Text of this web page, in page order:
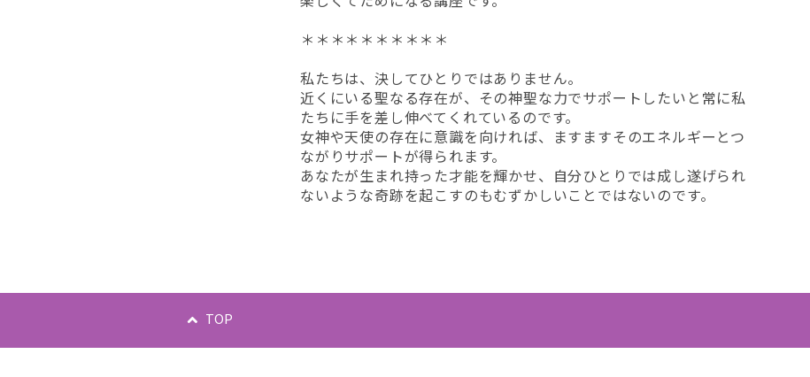
個人セッション
各種ご相談
カラー／オーラソーマ
＊＊＊＊＊＊＊＊＊＊
私たちは、決してひとりではありません。
近くにいる聖なる存在が、その神聖な力でサポートしたいと常に私
たちに手を差し伸べてくれているのです。
女神や天使の存在に意識を向ければ、ますますそのエネルギーとつ
ながりサポートが得られます。
あなたが生まれ持った才能を輝かせ、自分ひとりでは成し遂げられ
ないような奇跡を起こすのもむずかしいことではないのです。
TOP